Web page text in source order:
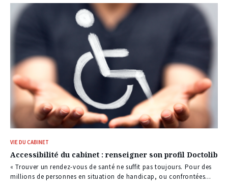
VIE DU CABINET
Accessibilité du cabinet : renseigner son profil Doctolib
« Trouver un rendez-vous de santé ne suffit pas toujours. Pour des
millions de personnes en situation de handicap, ou confrontées...